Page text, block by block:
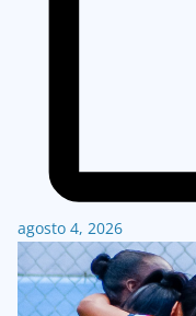
agosto 4, 2026